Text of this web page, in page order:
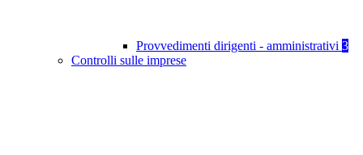
Provvedimenti dirigenti - amministrativi 3
Controlli sulle imprese